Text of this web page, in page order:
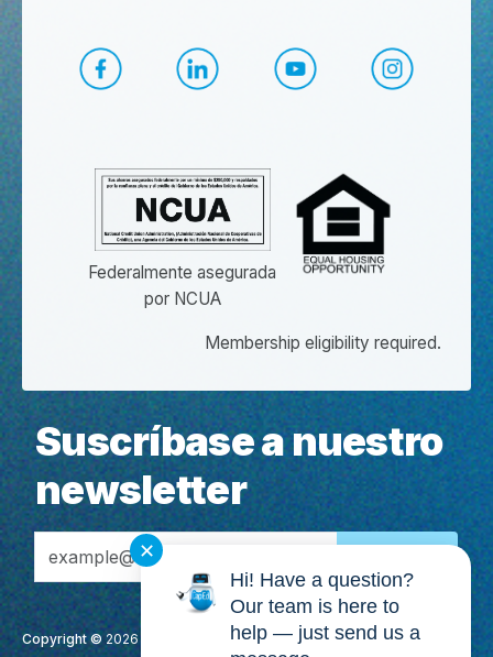
YouTube de CapEd
Federalmente asegurada
por NCUA
Membership eligibility required.
Suscríbase a nuestro
newsletter
Email Address
Copyright © 2026 CapEd Credit Union. Todos los Derechos
✕
Hi! Have a question?
Our team is here to
help — just send us a